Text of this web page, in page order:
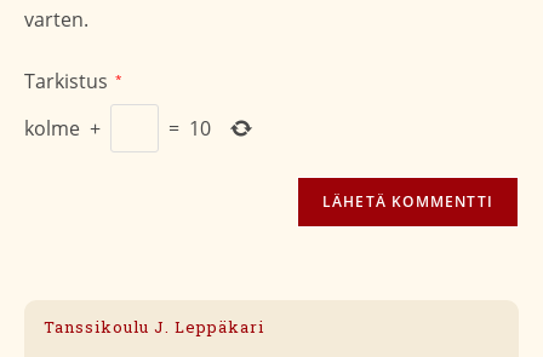
varten.
Tarkistus *
kolme + = 10
Tanssikoulu J. Leppäkari